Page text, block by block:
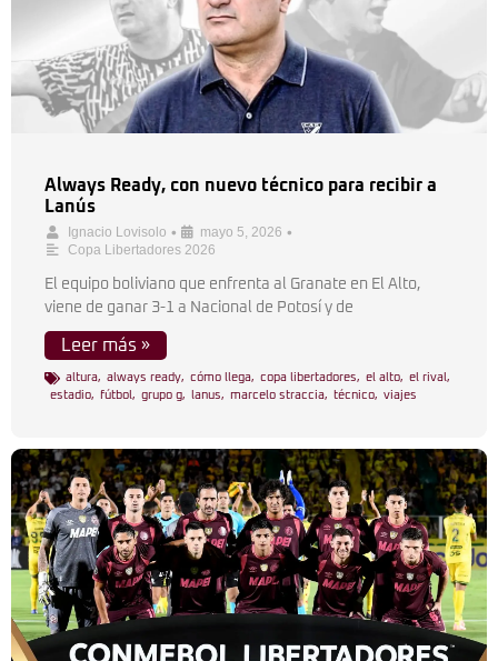
Always Ready, con nuevo técnico para recibir a
Lanús
Ignacio Lovisolo • mayo 5, 2026 •
Copa Libertadores 2026
El equipo boliviano que enfrenta al Granate en El Alto,
viene de ganar 3-1 a Nacional de Potosí y de
Leer más »
altura, always ready, cómo llega, copa libertadores, el alto, el rival ,
estadio, fútbol , grupo g, lanus, marcelo straccia, técnico, viajes